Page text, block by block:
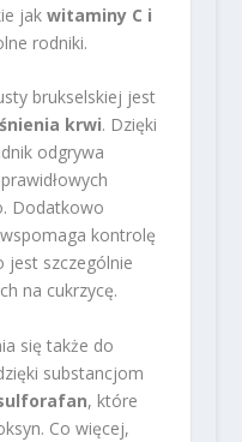
jak witaminy C i
rodniki.
brukselskiej jest
krwi. Dzięki
odgrywa
Dodatkowo
kontrolę
jest szczególnie
na cukrzycę.
się także do
substancjom
, które
Co więcej,